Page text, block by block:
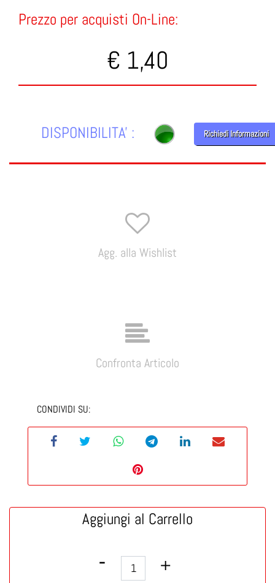
Prezzo per acquisti On-Line:
€ 1,40
DISPONIBILITA' : Richiedi Informazioni
Agg. alla Wishlist
Confronta Articolo
CONDIVIDI SU:
Aggiungi al Carrello
Quantità